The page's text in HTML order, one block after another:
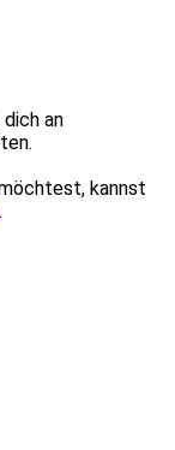
an
kannst
.